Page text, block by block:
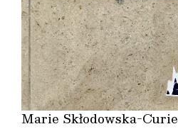
Marie Skłodowska-Curie